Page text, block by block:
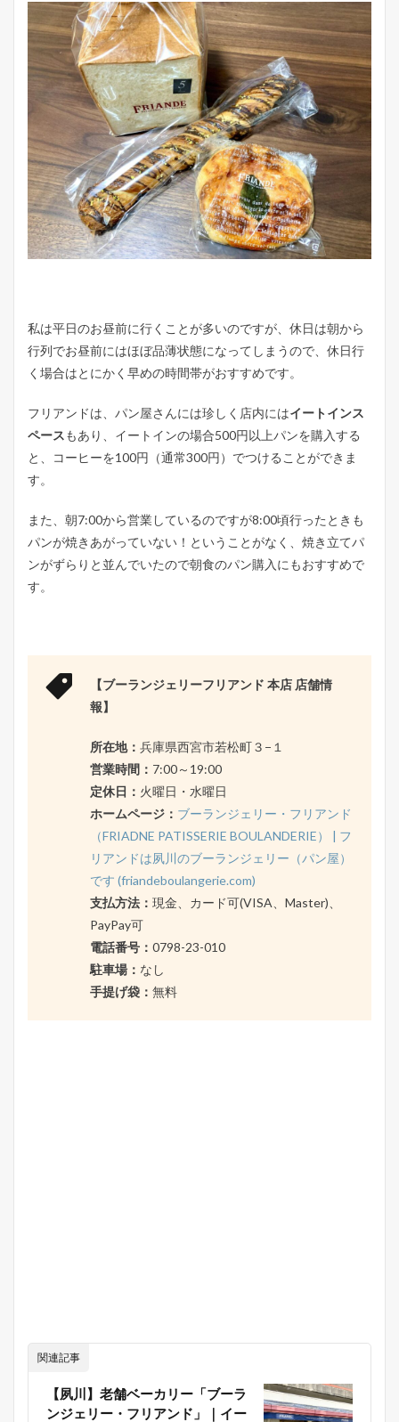
私は平日のお昼前に行くことが多いのですが、休日は朝から
行列でお昼前にはほぼ品薄状態になってしまうので、休日行
く場合はとにかく早めの時間帯がおすすめです。
フリアンドは、パン屋さんには珍しく店内にはイートインス
ペースもあり、イートインの場合500円以上パンを購入する
と、コーヒーを100円（通常300円）でつけることができま
す。
また、朝7:00から営業しているのですが8:00頃行ったときも
パンが焼きあがっていない！ということがなく、焼き立てパ
ンがずらりと並んでいたので朝食のパン購入にもおすすめで
す。
【ブーランジェリーフリアンド 本店 店舗情
報】
所在地： 兵庫県西宮市若松町３−１
営業時間： 7:00～19:00
定休日： 火曜日・水曜日
ホームページ： ブーランジェリー・フリアンド
（FRIADNE PATISSERIE BOULANDERIE） | フ
リアンドは夙川のブーランジェリー（パン屋）
です (friandeboulangerie.com)
支払方法： 現金、カード可(VISA、Master)、
PayPay可
電話番号： 0798-23-010
駐車場： なし
手提げ袋： 無料
関連記事
【夙川】老舗ベーカリー「ブーラ
ンジェリー・フリアンド」｜イー